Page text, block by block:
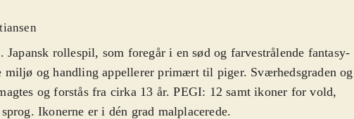
Japansk rollespil, som foregår i en sød og farvestrålende fantasy-
miljø og handling appellerer primært til piger. Sværhedsgraden og
og forstås fra cirka 13 år. PEGI: 12 samt ikoner for vold,
Ikonerne er i dén grad malplacerede.